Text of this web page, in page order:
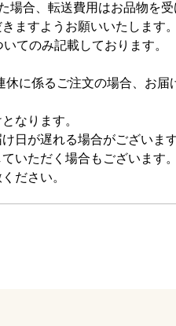
場合、転送費用はお品物を
ますようお願いいたします。
てのみ記載しております。
に係るご注文の場合、お
なります。
日が遅れる場合がございます
いただく場合もございます。
ださい。